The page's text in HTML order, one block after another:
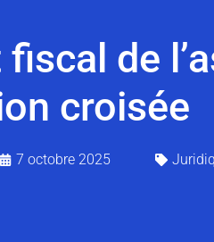
de
croisée
7 octobre 2025